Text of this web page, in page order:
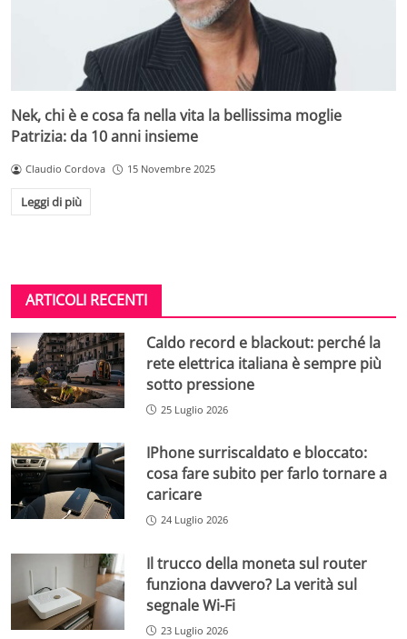
Nek, chi è e cosa fa nella vita la bellissima moglie
Patrizia: da 10 anni insieme
Claudio Cordova 15 Novembre 2025
Leggi di più
ARTICOLI RECENTI
Caldo record e blackout: perché la
rete elettrica italiana è sempre più
sotto pressione
25 Luglio 2026
IPhone surriscaldato e bloccato:
cosa fare subito per farlo tornare a
caricare
24 Luglio 2026
Il trucco della moneta sul router
funziona davvero? La verità sul
segnale Wi-Fi
23 Luglio 2026